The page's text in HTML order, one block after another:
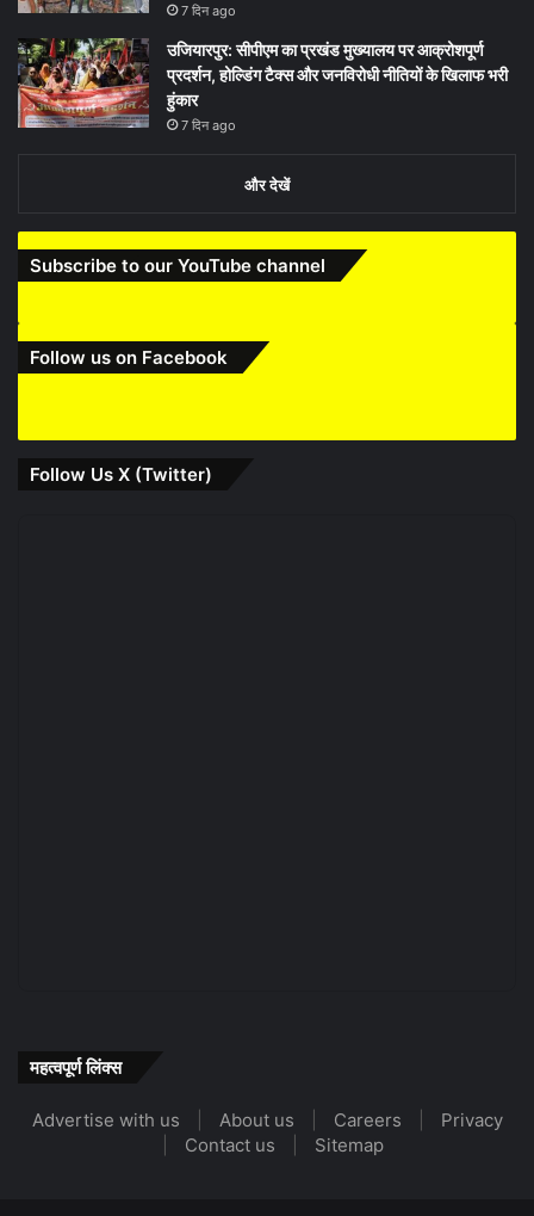
7 दिन ago
उजियारपुर: सीपीएम का प्रखंड मुख्यालय पर आक्रोशपूर्ण
प्रदर्शन, होल्डिंग टैक्स और जनविरोधी नीतियों के खिलाफ भरी
हुंकार
7 दिन ago
और देखें
Subscribe to our YouTube channel
Follow us on Facebook
Follow Us X (Twitter)
महत्वपूर्ण लिंक्स
Advertise with us About us Careers
Privacy
Contact us Sitemap